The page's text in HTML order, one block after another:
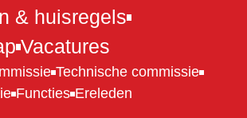
& huisregels
Vacatures
Technische commissie
Functies Ereleden